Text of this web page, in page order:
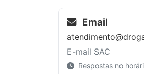
Email
E-mail SAC
Respostas no